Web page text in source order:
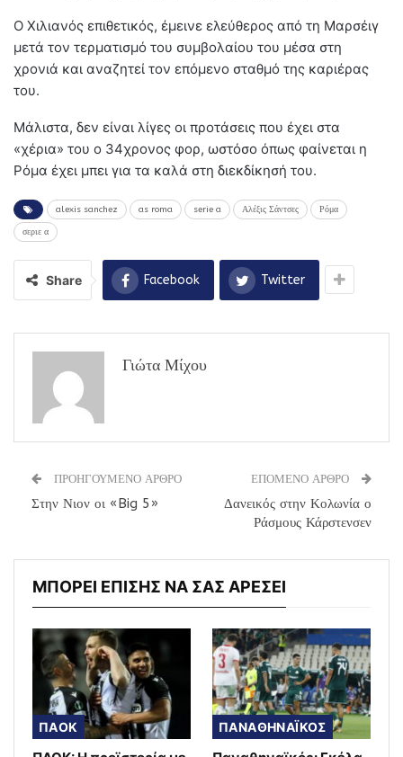
Ο Χιλιανός επιθετικός, έμεινε ελεύθερος από τη Μαρσέιγ
μετά τον τερματισμό του συμβολαίου του μέσα στη
χρονιά και αναζητεί τον επόμενο σταθμό της καριέρας
του.
Μάλιστα, δεν είναι λίγες οι προτάσεις που έχει στα
«χέρια» του ο 34χρονος φορ, ωστόσο όπως φαίνεται η
Ρόμα έχει μπει για τα καλά στη διεκδίκησή του.
alexis sanchez as roma serie a Αλέξις Σάντσες Ρόμα
σεριε α
Share Facebook Twitter
Γιώτα Μίχου
ΠΡΟΗΓΟΥΜΕΝΟ ΑΡΘΡΟ
Στην Νιον οι «Big 5»
ΕΠΟΜΕΝΟ ΑΡΘΡΟ
Δανεικός στην Κολωνία ο
Ράσμους Κάρστενσεν
ΜΠΟΡΕΙ ΕΠΙΣΗΣ ΝΑ ΣΑΣ ΑΡΕΣΕΙ
ΠΑΟΚ ΠΑΝΑΘΗΝΑΪΚΟΣ